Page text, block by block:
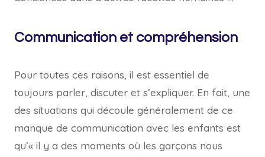
Communication et compréhension
Pour toutes ces raisons, il est essentiel de
toujours parler, discuter et s’expliquer. En fait, une
des situations qui découle généralement de ce
manque de communication avec les enfants est
qu’« il y a des moments où les garçons nous